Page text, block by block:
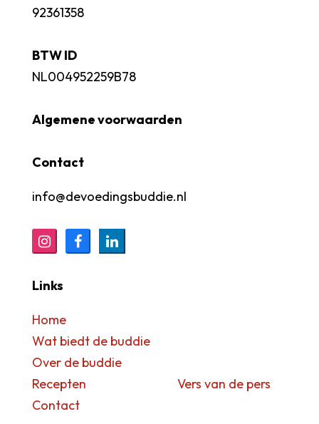
92361358
BTW ID
NL004952259B78
Algemene voorwaarden
Contact
info@devoedingsbuddie.nl
Links
Home
Wat biedt de buddie
Over de buddie
Recepten Vers van de pers
Contact